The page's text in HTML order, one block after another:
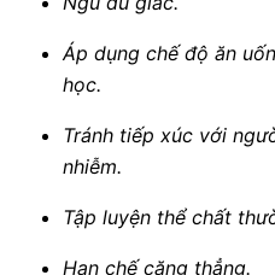
Áp dụng chế độ ăn
học.
Tránh tiếp xúc với
nhiễm.
Tập luyện thể chất
Hạn chế căng thẳng.